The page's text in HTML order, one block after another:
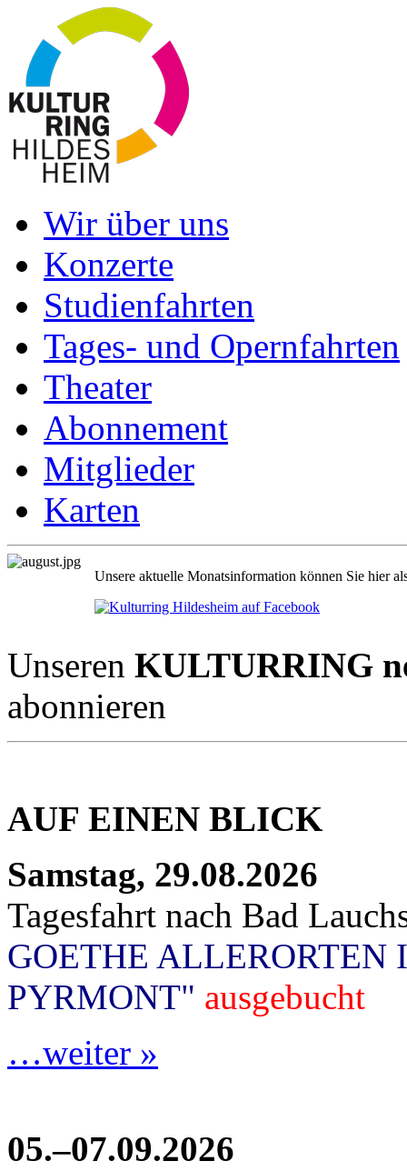
Wir über uns
Konzerte
Studienfahrten
Tages- und Opernfahrten
Theater
Abonnement
Mitglieder
Karten
Unsere aktuelle Monatsinformation können Sie hier
Unseren KULTURRING
abonnieren
AUF EINEN BLICK
Samstag, 29.08.2026
Tagesfahrt nach Bad
GOETHE ALLERORTEN
PYRMONT" ausgebucht
…weiter »
05.–07.09.2026